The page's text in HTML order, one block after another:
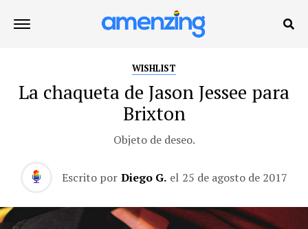
WISHLIST
La chaqueta de Jason Jessee para
Brixton
Objeto de deseo.
Escrito por Diego G. el 25 de agosto de 2017